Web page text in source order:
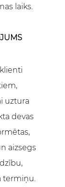
laiks.
uztura
devas
aizsegs
termiņu.